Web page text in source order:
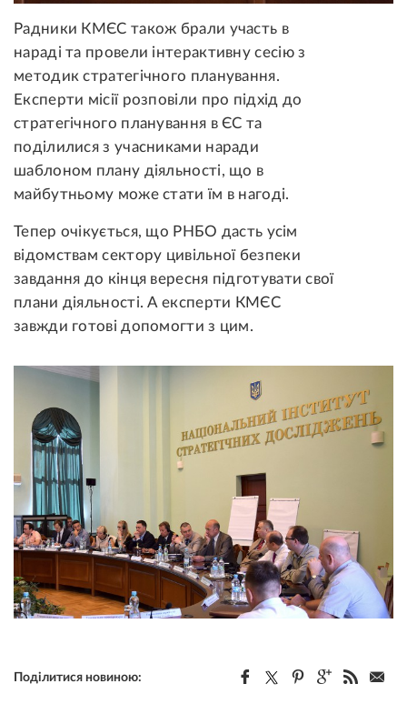
Радники КМЄС також брали участь в
нараді та провели інтерактивну сесію з
методик стратегічного планування.
Експерти місії розповіли про підхід до
стратегічного планування в ЄС та
поділилися з учасниками наради
шаблоном плану діяльності, що в
майбутньому може стати їм в нагоді.
Тепер очікується, що РНБО дасть усім
відомствам сектору цивільної безпеки
завдання до кінця вересня підготувати свої
плани діяльності. А експерти КМЄС
завжди готові допомогти з цим.
Поділитися новиною: